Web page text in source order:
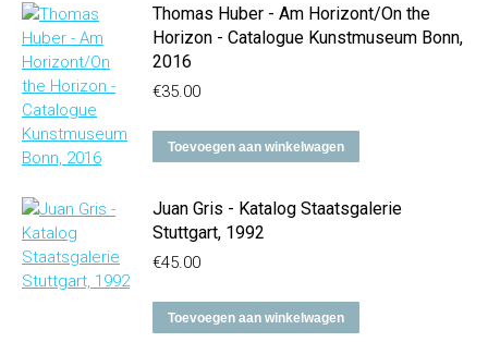
Thomas Huber - Am Horizont/On the
Horizon - Catalogue Kunstmuseum Bonn,
2016
€35.00
Toevoegen aan winkelwagen
Juan Gris - Katalog Staatsgalerie
Stuttgart, 1992
€45.00
Toevoegen aan winkelwagen